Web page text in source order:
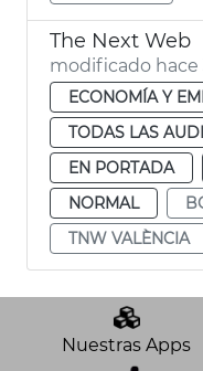
The Next Web
modificado hace
ECONOMÍA Y
TODAS LAS
EN PORTADA
NORMAL
TNW VALÈNCIA
Nuestras Apps